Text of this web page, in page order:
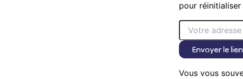
pour
Envoyer le
Vous vous